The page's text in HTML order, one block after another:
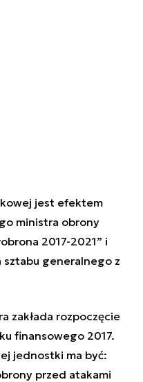
jest efektem
ministra obrony
2017-2021” i
generalnego z
zakłada rozpoczęcie
finansowego 2017.
jednostki ma być:
przed atakami